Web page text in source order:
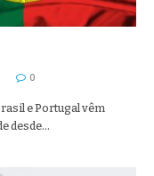
0
e Portugal vêm
desde…